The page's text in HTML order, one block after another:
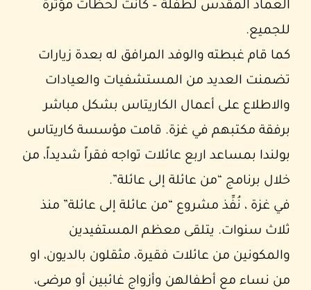
العماد المقدس لطفلة – كانت لحظات مؤثرة
للجميع.
كما قام غبطته والوفد المرافق له بعدة زيارات
تضمنت العديد من المستشفيات والعيادات
والاطلاع على أعمال الكاريتاس بشكل مباشر
برفقة مكتبهم في غزة. قامت مؤسسة كاريتاس
بولندا بمساعد اربع عائلات تواجه فقراً شديداً، من
خلال برنامج “من عائلة إلى عائلة”.
في غزة ، نُفِّذ مشروع “من عائلة إلى عائلة” منذ
ثلاث سنوات. يتلقى معظم المستفيدين
والمكونين من عائلات فقيرة، مثقلون بالديون، او
من نساء مع أطفالهن وأزواج غائبين أو مرضى،